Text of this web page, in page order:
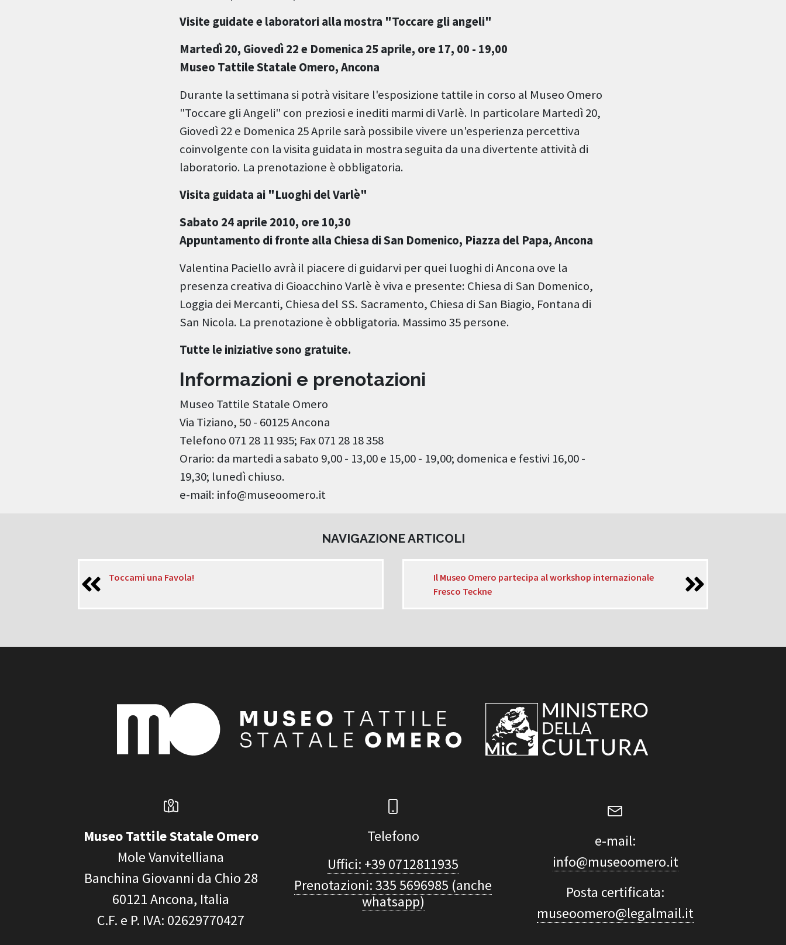
Visite guidate e laboratori alla mostra "Toccare gli angeli"
Martedì 20, Giovedì 22 e Domenica 25 aprile, ore 17, 00 - 19,00
Museo Tattile Statale Omero, Ancona
Durante la settimana si potrà visitare l'esposizione tattile in corso al Museo Omero
"Toccare gli Angeli" con preziosi e inediti marmi di Varlè. In particolare Martedì 20,
Giovedì 22 e Domenica 25 Aprile sarà possibile vivere un'esperienza percettiva
coinvolgente con la visita guidata in mostra seguita da una divertente attività di
laboratorio. La prenotazione è obbligatoria.
Visita guidata ai "Luoghi del Varlè"
Sabato 24 aprile 2010, ore 10,30
Appuntamento di fronte alla Chiesa di San Domenico, Piazza del Papa, Ancona
Valentina Paciello avrà il piacere di guidarvi per quei luoghi di Ancona ove la
presenza creativa di Gioacchino Varlè è viva e presente: Chiesa di San Domenico,
Loggia dei Mercanti, Chiesa del SS. Sacramento, Chiesa di San Biagio, Fontana di
San Nicola. La prenotazione è obbligatoria. Massimo 35 persone.
Tutte le iniziative sono gratuite.
Informazioni e prenotazioni
Museo Tattile Statale Omero
Via Tiziano, 50 - 60125 Ancona
Telefono 071 28 11 935; Fax 071 28 18 358
Orario: da martedi a sabato 9,00 - 13,00 e 15,00 - 19,00; domenica e festivi 16,00 -
19,30; lunedì chiuso.
e-mail: info@museoomero.it
NAVIGAZIONE ARTICOLI
Toccami una Favola!
Il Museo Omero partecipa al workshop internazionale
Fresco Teckne
Museo Tattile Statale Omero
Mole Vanvitelliana
Banchina Giovanni da Chio 28
60121Ancona, Italia
C.F. e P. IVA: 02629770427
Telefono
Uffici: +39 0712811935
Prenotazioni: 335 5696985 (anche
whatsapp)
e-mail:
info@museoomero.it
Posta certificata:
museoomero@legalmail.it